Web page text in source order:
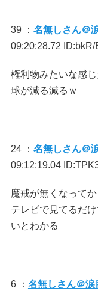
39 ： 名無しさん＠
09:20:28.72
権利物みたいな感
球が減る減るｗ
24 ： 名無しさん＠
09:12:19.04
魔戒が無くなって
テレビで見てるだ
いとわかる
6 ： 名無しさん＠涙